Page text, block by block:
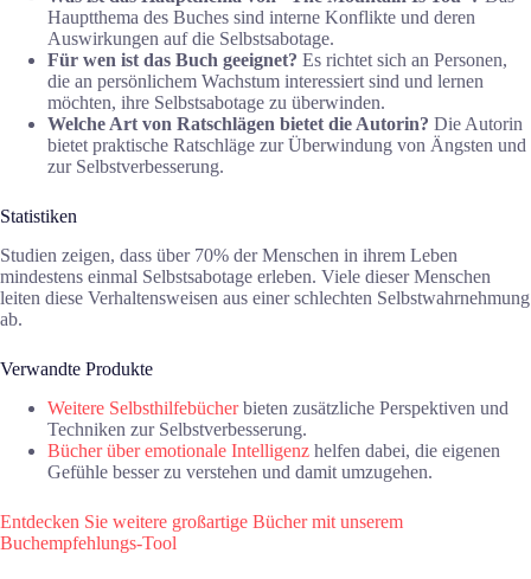
Hauptthema des Buches sind interne Konflikte und deren
Auswirkungen auf die Selbstsabotage.
Für wen ist das Buch geeignet? Es richtet sich an Personen,
die an persönlichem Wachstum interessiert sind und lernen
möchten, ihre Selbstsabotage zu überwinden.
Welche Art von Ratschlägen bietet die Autorin? Die Autorin
bietet praktische Ratschläge zur Überwindung von Ängsten und
zur Selbstverbesserung.
Statistiken
Studien zeigen, dass über 70% der Menschen in ihrem Leben
mindestens einmal Selbstsabotage erleben. Viele dieser Menschen
leiten diese Verhaltensweisen aus einer schlechten Selbstwahrnehmung
ab.
Verwandte Produkte
Weitere Selbsthilfebücherbieten zusätzliche Perspektiven und
Techniken zur Selbstverbesserung.
Bücher über emotionale Intelligenz helfen dabei, die eigenen
Gefühle besser zu verstehen und damit umzugehen.
Entdecken Sie weitere großartige Bücher mit unserem
Buchempfehlungs-Tool